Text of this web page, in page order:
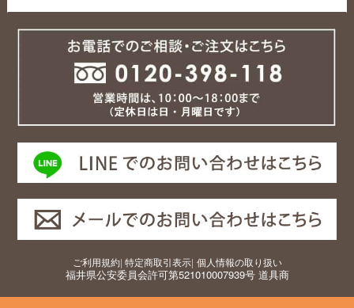
ご利用規約| 特定商取引表示| 個人情報の取り扱い
福井県公安委員会許可第521010007939号 道具商